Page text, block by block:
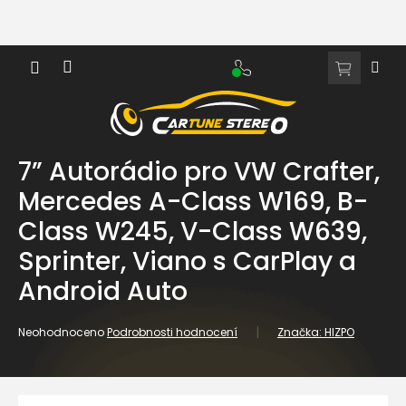
obsah
NÁKUPNÍ
7” Autorádio pro VW Crafter,
Mercedes A-Class W169, B-
Class W245, V-Class W639,
Sprinter, Viano s CarPlay a
Android Auto
Průměrné
je
NeohodnocenoPodrobnosti hodnocení Značka: HIZPO